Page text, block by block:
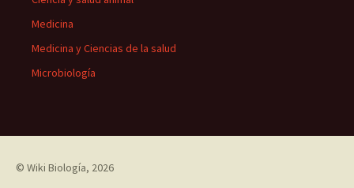
Medicina
Medicina y Ciencias de la salud
Microbiología
© Wiki Biología, 2026